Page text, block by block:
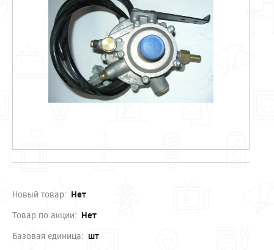
Новый товар: Нет
Товар по акции: Нет
Базовая единица: шт